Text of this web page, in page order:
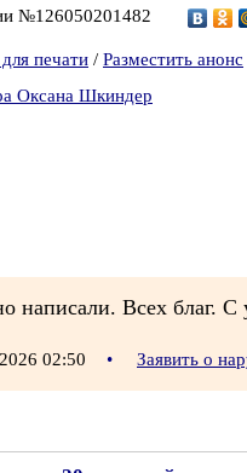
№126050201482
печати / Разместить анонс
Оксана Шкиндер
написали. Всех благ. С
02:50 • Заявить о